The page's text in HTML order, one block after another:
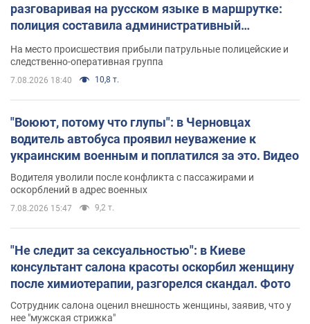
разговаривая на русском языке в маршрутке:
полиция составила административный
На место происшествия прибыли патрульные полицейские и
следственно-оперативная группа
7.08.2026 18:40 10,8 т.
"Воюют, потому что глупы": в Черновцах
водитель автобуса проявил неуважение к
украинским военным и поплатился за это. Видео
Водителя уволили после конфликта с пассажирами и
оскорблений в адрес военных
7.08.2026 15:47 9,2 т.
"Не следит за сексуальностью": в Киеве
консультант салона красоты оскорбил женщину
после химиотерапии, разгорелся скандал. Фото
Сотрудник салона оценил внешность женщины, заявив, что у
нее "мужская стрижка"